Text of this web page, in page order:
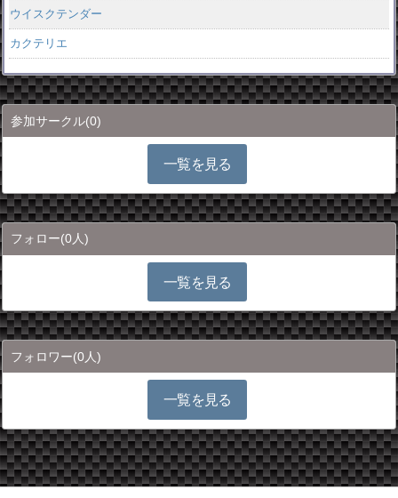
ウイスクテンダー
カクテリエ
参加サークル(0)
一覧を見る
フォロー(0人)
一覧を見る
フォロワー(0人)
一覧を見る